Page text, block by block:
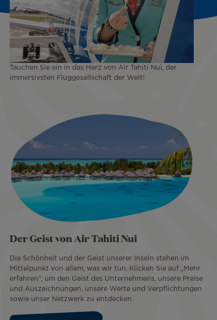
Tauchen Sie ein in das Herz von Air Tahiti Nui, der
immersivsten Fluggesellschaft der Welt!
Der Geist von Air Tahiti Nui
Die Schönheit und der Geist unserer Inseln stehen im
Mittelpunkt von allem, was wir tun. Klicken Sie auf „Mehr
erfahren“, um den Geist des Unternehmens, unsere Preise
und Auszeichnungen, unsere Werte und Verpflichtungen
sowie unser Netzwerk zu entdecken.